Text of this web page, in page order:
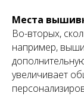
Места
Во-вторых,
например,
увеличивает